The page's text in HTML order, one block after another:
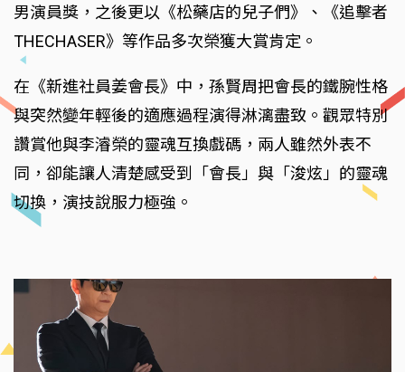
男演員獎，之後更以《松藥店的兒子們》、《追擊者
THECHASER》等作品多次榮獲大賞肯定。
在《新進社員姜會長》中，孫賢周把會長的鐵腕性格
與突然變年輕後的適應過程演得淋漓盡致。觀眾特別
讚賞他與李濬榮的靈魂互換戲碼，兩人雖然外表不
同，卻能讓人清楚感受到「會長」與「浚炫」的靈魂
切換，演技說服力極強。